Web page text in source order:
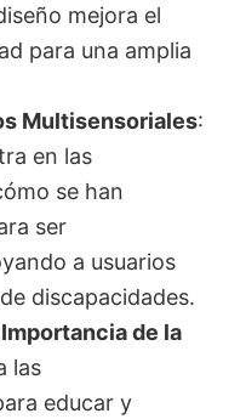
mejora el
para una amplia
Multisensoriales:
en las
se han
ser
a usuarios
discapacidades.
de la
las
educar y